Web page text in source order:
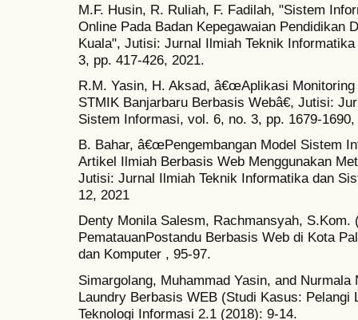
M.F. Husin, R. Ruliah, F. Fadilah, "Sistem
Online Pada Badan Kepegawaian Pendidikan
Kuala", Jutisi: Jurnal Ilmiah Teknik
3, pp. 417-426, 2021.
R.M. Yasin, H. Aksad, â€œAplikasi
STMIK Banjarbaru Berbasis Webâ€, Jutisi:
Sistem Informasi, vol. 6, no. 3, pp. 1679-1690,
B. Bahar, â€œPengembangan Model Sistem
Artikel Ilmiah Berbasis Web Menggunakan
Jutisi: Jurnal Ilmiah Teknik Informatika dan
12, 2021
Denty Monila Salesm, Rachmansyah,
PematauanPostandu Berbasis Web di Kota
dan Komputer , 95-97.
Simargolang, Muhammad Yasin, and
Laundry Berbasis WEB (Studi Kasus:
Teknologi Informasi 2.1 (2018): 9-14.